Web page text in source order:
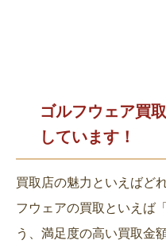
ゴルフウェア買
しています！
買取店の魅力といえばど
フウェアの買取といえば
う、満足度の高い買取金